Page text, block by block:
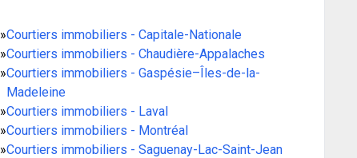
»Courtiers immobiliers - Capitale-Nationale
»Courtiers immobiliers - Chaudière-Appalaches
»Courtiers immobiliers - Gaspésie–Îles-de-la-
Madeleine
»Courtiers immobiliers - Laval
»Courtiers immobiliers - Montréal
»Courtiers immobiliers - Saguenay-Lac-Saint-Jean